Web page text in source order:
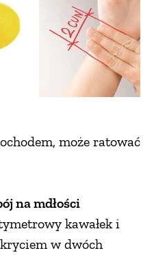
może ratować
na mdłości
kawałek i
w dwóch